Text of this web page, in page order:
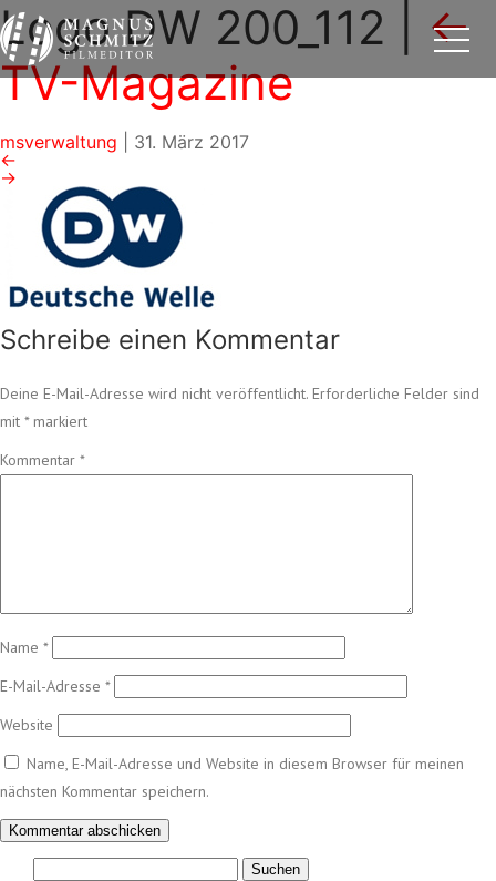
Logo DW 200_112
←
TV-Magazine
msverwaltung
31. März 2017
←
→
Schreibe einen Kommentar
Deine E-Mail-Adresse wird nicht veröffentlicht. Erforderliche Felder sind
mit *markiert
Kommentar *
Name *
E-Mail-Adresse *
Website
Name, E-Mail-Adresse und Website in diesem Browser für meinen
nächsten Kommentar speichern.